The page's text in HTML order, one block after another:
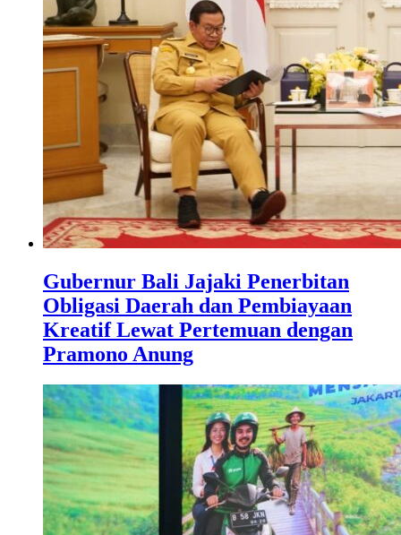
Gubernur Bali Jajaki Penerbitan
Obligasi Daerah dan Pembiayaan
Kreatif Lewat Pertemuan dengan
Pramono Anung